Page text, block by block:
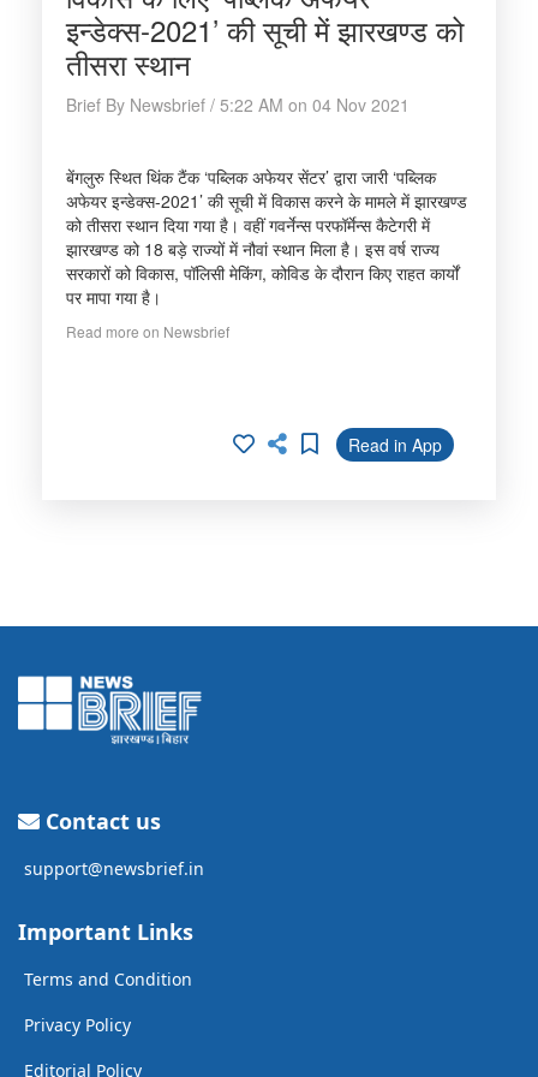
इन्डेक्स-2021’ की सूची में झारखण्ड को
तीसरा स्थान
Brief By Newsbrief / 5:22 AM on 04 Nov 2021
बेंगलुरु स्थित थिंक टैंक ‘पब्लिक अफेयर सेंटर’ द्वारा जारी ‘पब्लिक
अफेयर इन्डेक्स-2021’ की सूची में विकास करने के मामले में झारखण्ड
को तीसरा स्थान दिया गया है। वहीं गवर्नेन्स परफॉर्मेन्स कैटेगरी में
झारखण्ड को 18 बड़े राज्यों में नौवां स्थान मिला है। इस वर्ष राज्य
सरकारों को विकास, पॉलिसी मेकिंग, कोविड के दौरान किए राहत कार्यों
पर मापा गया है।
Read more on Newsbrief
Read in App
Contact us
support@newsbrief.in
Important Links
Terms and Condition
Privacy Policy
Editorial Policy